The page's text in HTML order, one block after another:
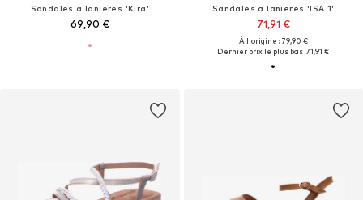
Sandales à lanières 'Kira'
69,90 €
Sandales à lanières 'ISA 1'
71,91 €
À l'origine : 79,90 €
Dernier prix le plus bas :71,91 €